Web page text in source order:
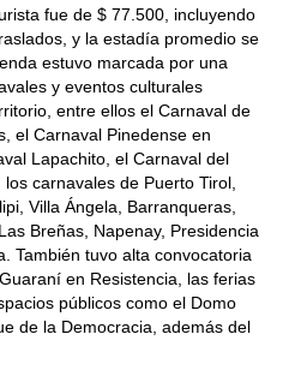
fue de $ 77.500, incluyendo
y la estadía promedio se
estuvo marcada por una
y eventos culturales
entre ellos el Carnaval de
el Carnaval Pinedense en
Lapachito, el Carnaval del
carnavales de Puerto Tirol,
Villa Ángela, Barranqueras,
Breñas, Napenay, Presidencia
También tuvo alta convocatoria
en Resistencia, las ferias
públicos como el Domo
de la Democracia, además del